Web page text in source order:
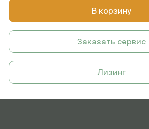
В корзину
Заказать сервис
Лизинг